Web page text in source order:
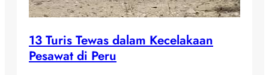
13 Turis Tewas dalam Kecelakaan
Pesawat di Peru